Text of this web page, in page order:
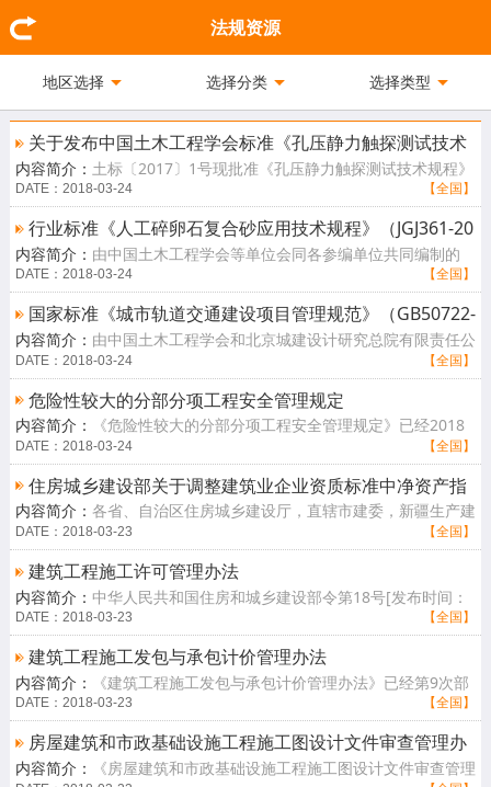
法规资源
地区选择 选择分类 选择类型
关于发布中国土木工程学会标准《孔压静力触探测试技术
规程》的通知
内容简介： 土标〔2017〕1号现批准《孔压静力触探测试技术规程》
为学会标准，编号为T/CCES 1-2017，自2017年3月1日起实施。 中
国土木工程学[查看详情]
【全国】
DATE：2018-03-24
行业标准《人工碎卵石复合砂应用技术规程》（JGJ361-20
14）批准发布
内容简介： 由中国土木工程学会等单位会同各参编单位共同编制的
《人工碎卵石复合砂应用技术规程》已于2014年12月17日批准发
布，自2015年8月1[查看详情]
【全国】
DATE：2018-03-24
国家标准《城市轨道交通建设项目管理规范》（GB50722-
2011）批准发布
内容简介： 由中国土木工程学会和北京城建设计研究总院有限责任公
司会同各参编单位共同编制的《城市轨道交通建设项目管理规范》已
于2011年8[查看详情]
【全国】
DATE：2018-03-24
危险性较大的分部分项工程安全管理规定
内容简介：
《危险性较大的分部分项工程安全管理规定》已经2018
年2月12日第37次部常务会议审议通过，现予发布，自2018年6月1
日起施行。住房[查看详情]
【全国】
DATE：2018-03-24
住房城乡建设部关于调整建筑业企业资质标准中净资产指
标考核有关问题的通知
内容简介： 各省、自治区住房城乡建设厅，直辖市建委，新疆生产建
设兵团建设局、国务院有关部门建设司（局）、总后基建营房部工程
管理局、有[查看详情]
【全国】
DATE：2018-03-23
建筑工程施工许可管理办法
内容简介： 中华人民共和国住房和城乡建设部令第18号[发布时间：
2014-9-23] 浏览次数：53616次《建筑工程施工许可管理办法》
已经第13次部[查看详情]
【全国】
DATE：2018-03-23
建筑工程施工发包与承包计价管理办法
内容简介：
《建筑工程施工发包与承包计价管理办法》已经第9次部
常务会议审议通过，现予发布，自2014年2月1日起施行。住房城乡
建设部部长 [查看详情]
【全国】
DATE：2018-03-23
房屋建筑和市政基础设施工程施工图设计文件审查管理办
法
内容简介：
《房屋建筑和市政基础设施工程施工图设计文件审查管理